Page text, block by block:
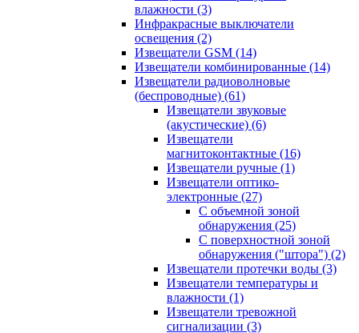
влажности (3)
Инфракрасные выключатели
освещения (2)
Извещатели GSM (14)
Извещатели комбинированные (14)
Извещатели радиоволновые
(беспроводные) (61)
Извещатели звуковые
(акустические) (6)
Извещатели
магнитоконтактные (16)
Извещатели ручные (1)
Извещатели оптико-
электронные (27)
С объемной зоной
обнаружения (25)
С поверхностной зоной
обнаружения ("штора") (2)
Извещатели протечки воды (3)
Извещатели температуры и
влажности (1)
Извещатели тревожной
сигнализации (3)